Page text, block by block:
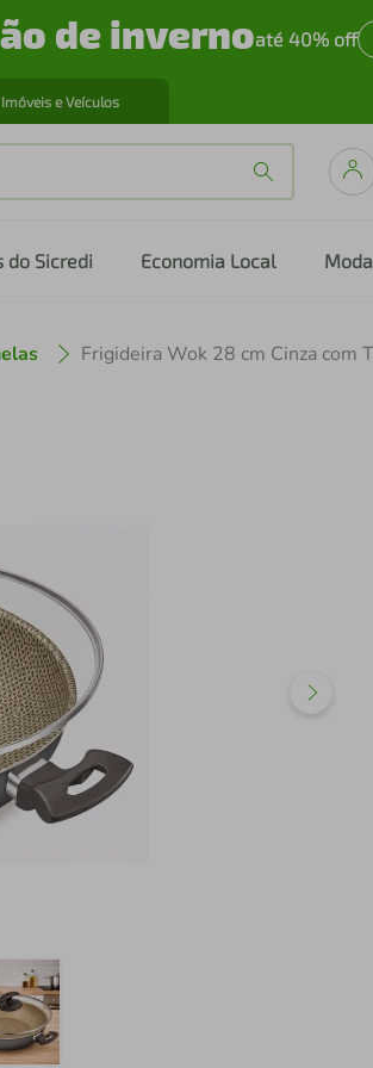
de invernoaté 40% off
Imóveis e Veículos
do Sicredi Economia Local Moda